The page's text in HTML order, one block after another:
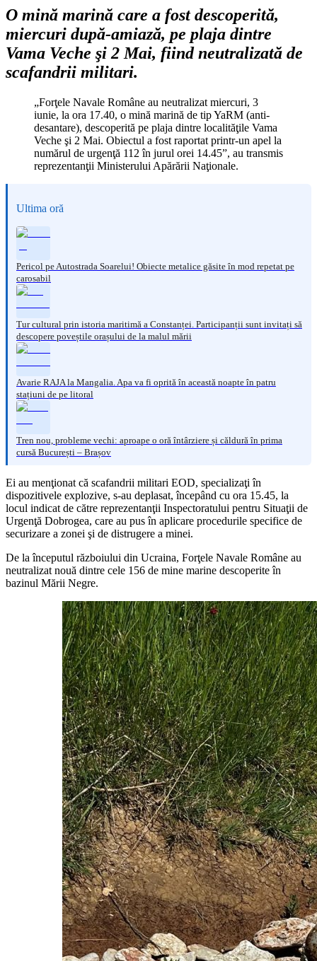
O mină marină care a fost descoperită,
miercuri după-amiază, pe plaja dintre
Vama Veche şi 2 Mai, fiind neutralizată de
scafandrii militari.
„Forţele Navale Române au neutralizat miercuri, 3
iunie, la ora 17.40, o mină marină de tip YaRM (anti-
desantare), descoperită pe plaja dintre localităţile Vama
Veche şi 2 Mai. Obiectul a fost raportat printr-un apel la
numărul de urgenţă 112 în jurul orei 14.45”, au transmis
reprezentanţii Ministerului Apărării Naţionale.
Ultima oră
Pericol pe Autostrada Soarelui! Obiecte metalice găsite în mod repetat pe
carosabil
Tur cultural prin istoria maritimă a Constanței. Participanții sunt invitați să
descopere poveștile orașului de la malul mării
Avarie RAJA la Mangalia. Apa va fi oprită în această noapte în patru
stațiuni de pe litoral
Tren nou, probleme vechi: aproape o oră întârziere și căldură în prima
cursă București – Brașov
Ei au menţionat că scafandrii militari EOD, specializaţi în
dispozitivele explozive, s-au deplasat, începând cu ora 15.45, la
locul indicat de către reprezentanţii Inspectoratului pentru Situaţii de
Urgenţă Dobrogea, care au pus în aplicare procedurile specifice de
securizare a zonei şi de distrugere a minei.
De la începutul războiului din Ucraina, Forţele Navale Române au
neutralizat nouă dintre cele 156 de mine marine descoperite în
bazinul Mării Negre.